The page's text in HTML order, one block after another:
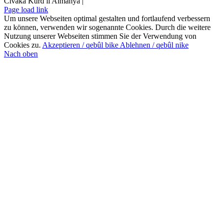
Page load link
Um unsere Webseiten optimal gestalten und fortlaufend verbessern
zu können, verwenden wir sogenannte Cookies. Durch die weitere
Nutzung unserer Webseiten stimmen Sie der Verwendung von
Cookies zu. Akzeptieren / qebûl bike Ablehnen / qebûl nike
Nach oben